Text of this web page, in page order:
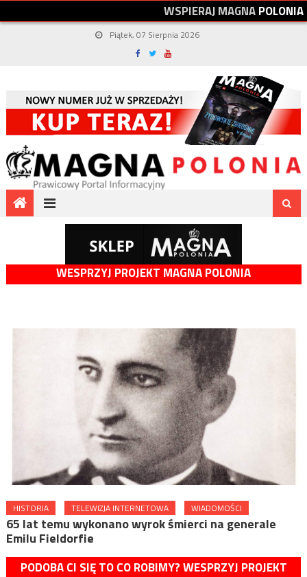
WSPIERAJMAGNAPOLONIA
Piątek, 07 Sierpnia 2026
WESPRZYJ PROJEKT MAGNA POLONIA
HISTORIA TELEWIZJA INTERNETOWA WIADOMOŚCI
65 lat temu wykonano wyrok śmierci na generale
Emilu Fieldorfie
PODOBA CI SIĘ TO CO ROBIMY? WESPRZYJ PROJEKT